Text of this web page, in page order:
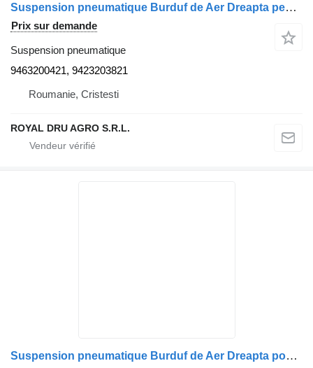
Suspension pneumatique Burduf de Aer Dreapta pentru Camion Mercedes-Benz – Cod A9463200 9463200421 pour camion
Prix sur demande
Suspension pneumatique
9463200421, 9423203821
Roumanie, Cristesti
ROYAL DRU AGRO S.R.L.
Suspension pneumatique Burduf de Aer Dreapta pour camion MAN – Coduri: 81436006035, 81436006055, 81436010174, 81436010175, 81436030069